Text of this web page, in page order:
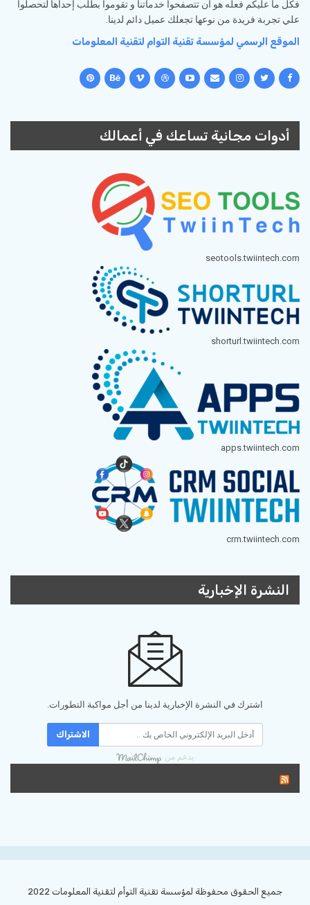
فكل ما عليكم فعله هو أن تتصفحوا خدماتنا و تقوموا بطلب إحداها لتحصلوا
علي تجربة فريدة من نوعها تجعلك عميل دائم لدينا.
الموقع الرسمي لمؤسسة تقنية التوام لتقنية المعلومات
أدوات مجانية تساعك في أعمالك
seotools.twiintech.com
shorturl.twiintech.com
apps.twiintech.com
crm.twiintech.com
النشرة الإخبارية
اشترك في النشرة الإخبارية لدينا من أجل مواكبة التطورات.
الاشتراك
بدعم من
جميع الحقوق محفوظة لمؤسسة تقنية التوأم لتقنية المعلومات 2022